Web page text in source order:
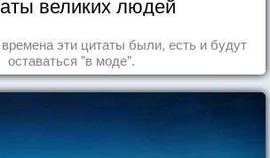
эти цитаты были, есть и будут
оставаться "в моде".